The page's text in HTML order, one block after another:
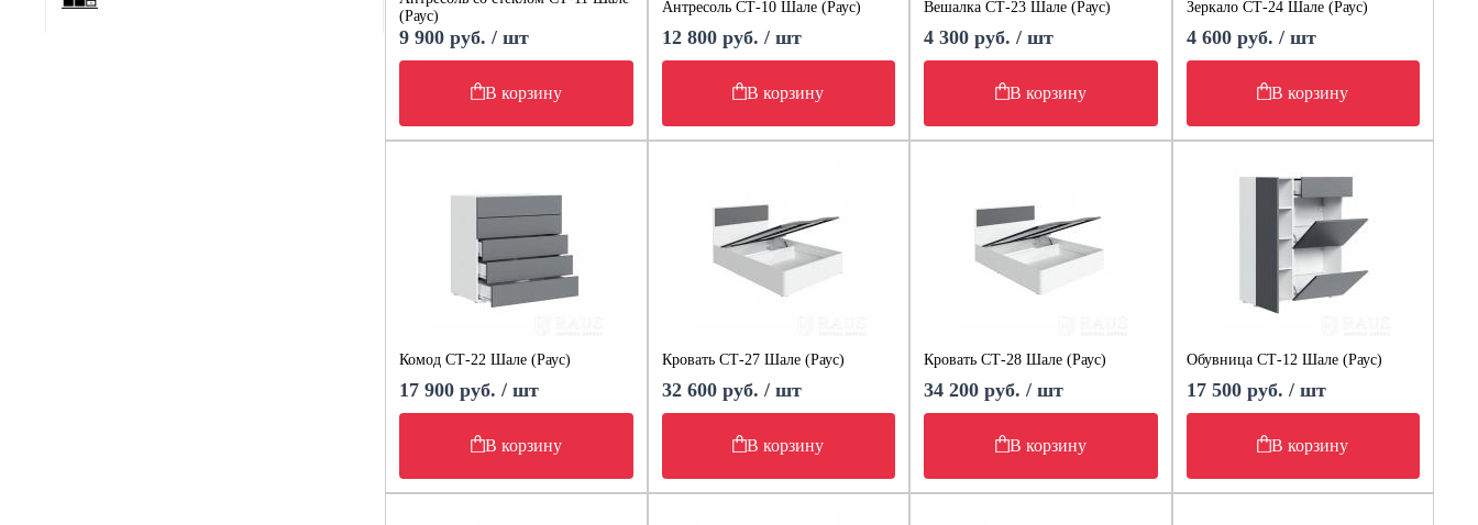
(Раус)
9 900 руб. / шт
В корзину
Антресоль СТ-10 Шале (Раус)
12 800 руб. / шт
В корзину
Вешалка СТ-23 Шале (Раус)
4 300 руб. / шт
В корзину
Зеркало СТ-24 Шале (Раус)
4 600 руб. / шт
В корзину
Комод СТ-22 Шале (Раус)
17 900 руб. / шт
В корзину
Кровать СТ-27 Шале (Раус)
32 600 руб. / шт
В корзину
Кровать СТ-28 Шале (Раус)
34 200 руб. / шт
В корзину
Обувница СТ-12 Шале (Раус)
17 500 руб. / шт
В корзину